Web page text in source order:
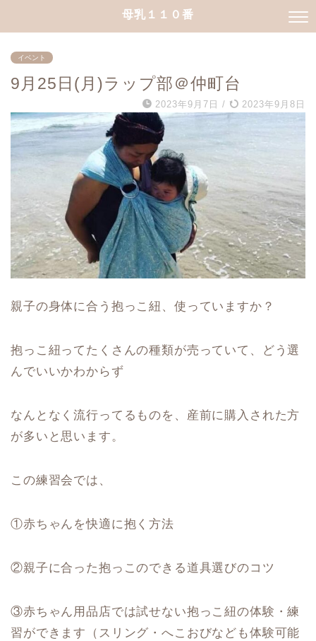
母乳１１０番
イベント
9月25日(月)ラップ部＠仲町台
2023年9月7日 / 2023年9月8日
親子の身体に合う抱っこ紐、使っていますか？
抱っこ紐ってたくさんの種類が売っていて、どう選
んでいいかわからず
なんとなく流行ってるものを、産前に購入された方
が多いと思います。
この練習会では、
①赤ちゃんを快適に抱く方法
②親子に合った抱っこのできる道具選びのコツ
③赤ちゃん用品店では試せない抱っこ紐の体験・練
習ができます（スリング・へこおびなども体験可能